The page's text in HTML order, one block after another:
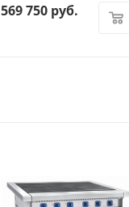
569 750 руб.